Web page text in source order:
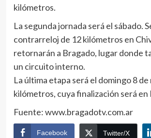
kilómetros.
La segunda jornada será el sábado.
contrarreloj de 12 kilómetros en
retornarán a Bragado, lugar donde
un circuito interno.
La última etapa será el domingo 8
kilómetros, cuya finalización será en
Fuente: www.bragadotv.com.ar
Facebook Twitter/X